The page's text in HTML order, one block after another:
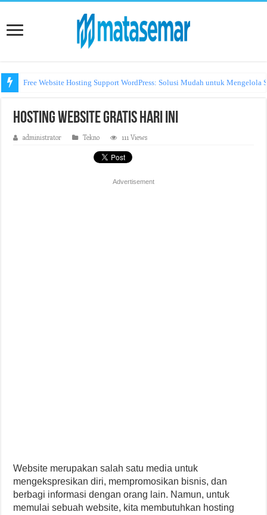
Free Website Hosting Support WordPress: Solusi Mudah untuk Mengelola
Hosting Website Gratis Hari Ini
administrator Tekno 111 Views
Advertisement
Website merupakan salah satu media untuk
mengekspresikan diri, mempromosikan bisnis, dan
berbagi informasi dengan orang lain. Namun, untuk
memulai sebuah website, kita membutuhkan hosting